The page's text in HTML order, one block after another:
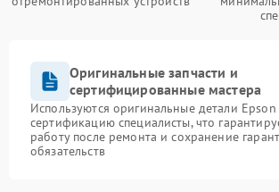
Оригинальные запчасти и
сертифицированные мастера
Используются оригинальные детали
сертификацию специалисты, что
работу после ремонта и сохранение
обязательств